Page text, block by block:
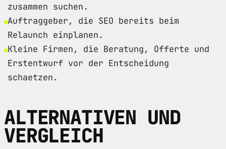
zusammen suchen.
Auftraggeber, die SEO bereits beim
Relaunch einplanen.
Kleine Firmen, die Beratung, Offerte und
Erstentwurf vor der Entscheidung
schaetzen.
ALTERNATIVEN UND
VERGLEICH